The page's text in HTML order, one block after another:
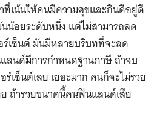
เน้นให้คนมีความสุขและกินดีอยู่ดี
น้อยระดับหนึ่ง แต่ไม่สามารถลด
ร์เซ็นต์ มันมีหลายบริบทที่จะลด
ลนด์มีการกำหนดฐานภาษี ถ้าจบ
เซ็นต์เลย เยอะมาก คนก็จะไม่รวย
ย ถ้ารวยขนาดนี้คนฟินแลนด์เสีย